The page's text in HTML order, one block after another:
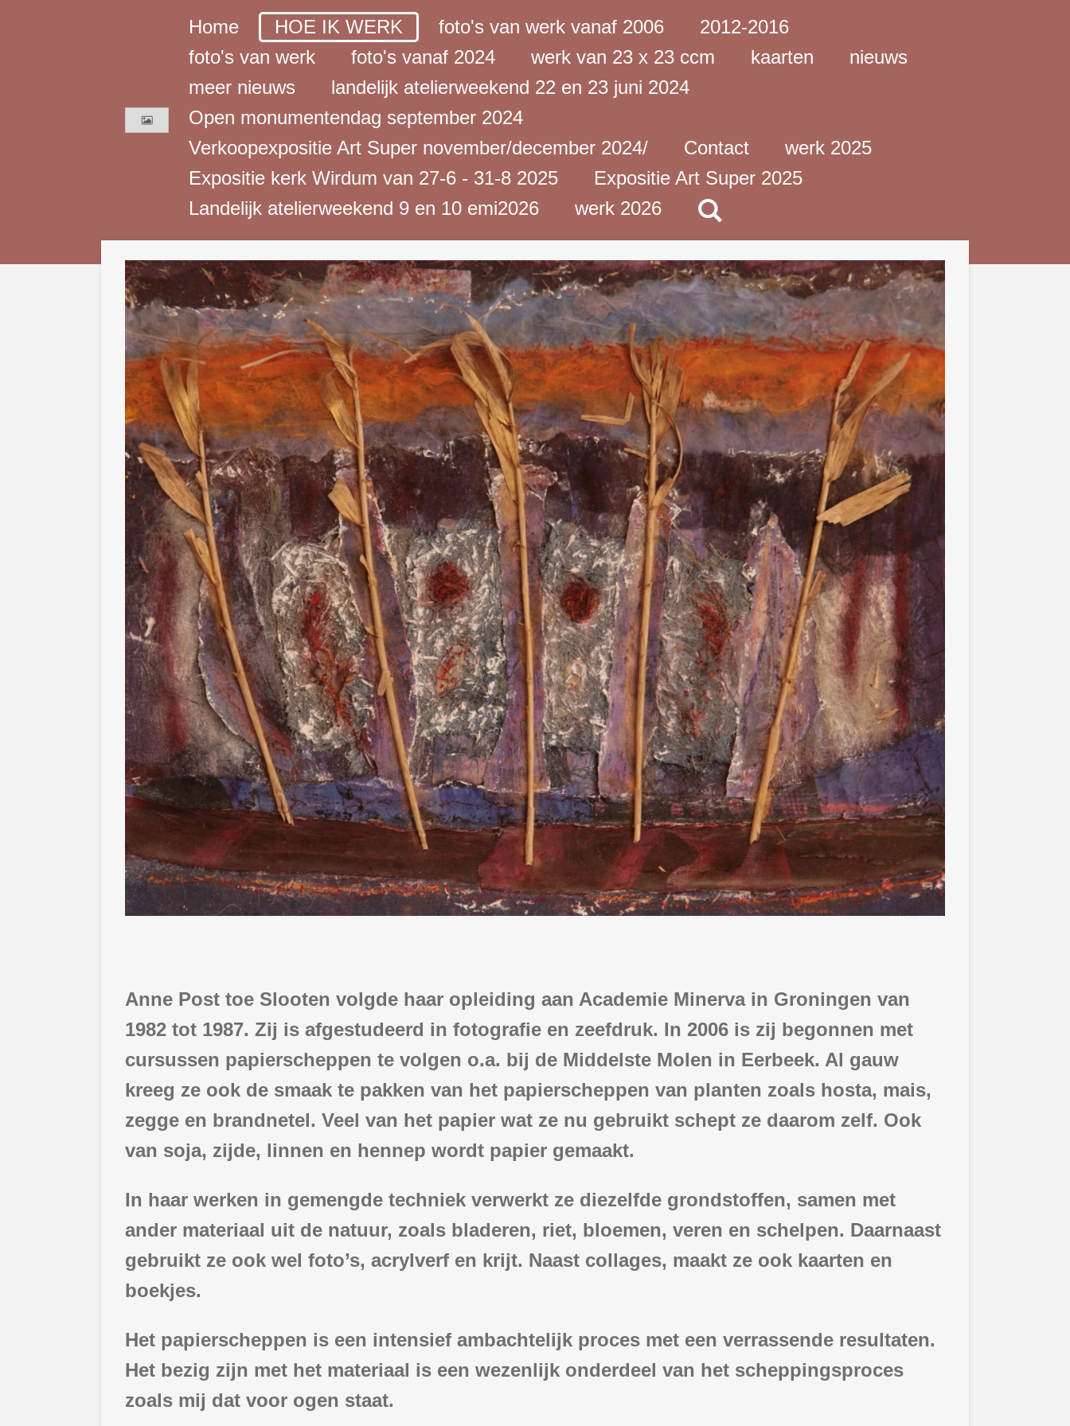
Home HOE IK WERK foto's van werk vanaf 2006
2012-2016
foto's van werk
foto's vanaf 2024 werk van 23 x 23 ccm kaarten
nieuws
meer nieuws
landelijk atelierweekend 22 en 23 juni 2024
Open monumentendag september 2024
Verkoopexpositie Art Super november/december 2024/
Contact
werk 2025
Expositie kerk Wirdum van 27-6 - 31-8 2025
Expositie Art Super 2025
Landelijk atelierweekend 9 en 10 emi2026
werk 2026
Anne Post toe Slooten volgde haar opleiding aan Academie Minerva in Groningen van
1982 tot 1987. Zij is afgestudeerd in fotografie en zeefdruk. In 2006 is zij begonnen met
cursussen papierscheppen te volgen o.a. bij de Middelste Molen in Eerbeek. Al gauw
kreeg ze ook de smaak te pakken van het papierscheppen van planten zoals hosta, mais,
zegge en brandnetel. Veel van het papier wat ze nu gebruikt schept ze daarom zelf. Ook
van soja, zijde, linnen en hennep wordt papier gemaakt.
In haar werken in gemengde techniek verwerkt ze diezelfde grondstoffen, samen met
ander materiaal uit de natuur, zoals bladeren, riet, bloemen, veren en schelpen. Daarnaast
gebruikt ze ook wel foto’s, acrylverf en krijt. Naast collages, maakt ze ook kaarten en
boekjes.
Het papierscheppen is een intensief ambachtelijk proces met een verrassende resultaten.
Het bezig zijn met het materiaal is een wezenlijk onderdeel van het scheppingsproces
zoals mij dat voor ogen staat.